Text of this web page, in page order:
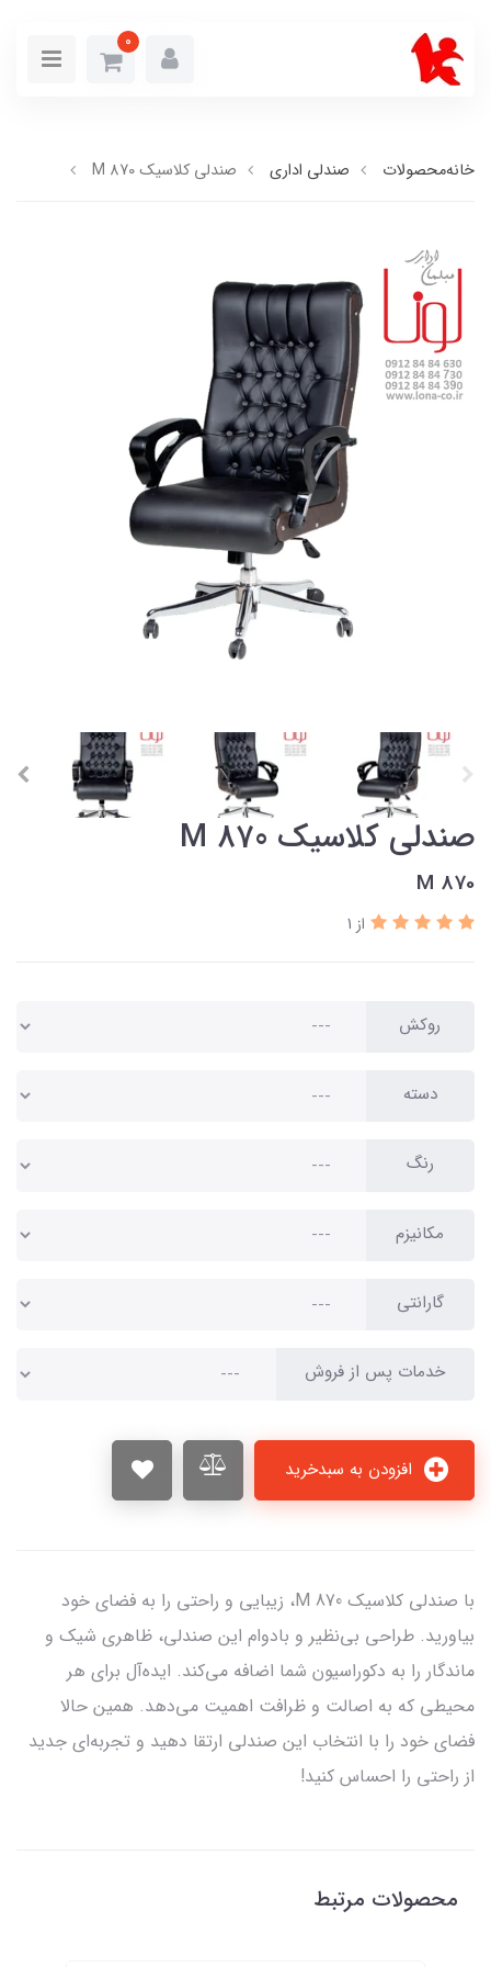
0
خانهمحصولات صندلی اداری صندلی کلاسیک M 870
صندلی کلاسیک M 870
M 870
از 1
روکش
دسته
رنگ
مکانیزم
گارانتی
خدمات پس از فروش
با صندلی کلاسیک M 870، زیبایی و راحتی را به فضای خود
بیاورید. طراحی بی‌نظیر و بادوام این صندلی، ظاهری شیک و
ماندگار را به دکوراسیون شما اضافه می‌کند. ایده‌آل برای هر
محیطی که به اصالت و ظرافت اهمیت می‌دهد. همین حالا
فضای خود را با انتخاب این صندلی ارتقا دهید و تجربه‌ای جدید
از راحتی را احساس کنید!
محصولات مرتبط